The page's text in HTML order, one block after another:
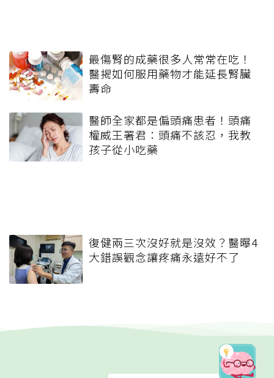
最傷腎的成藥很多人常常在吃！
醫揭如何服用藥物才能延長腎臟
壽命
醫師全家都是偏頭痛患者！頭痛
權威王署君：頭痛不該忍，我教
孩子從小吃藥
復健兩三次沒好就是沒效？醫曝4
大錯誤觀念讓疼痛永遠好不了